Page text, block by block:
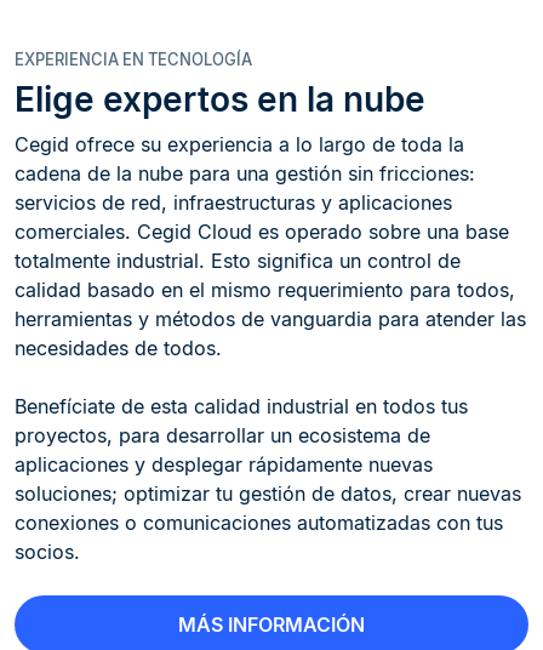
EXPERIENCIA EN TECNOLOGÍA
Elige expertos en la nube
Cegid ofrece su experiencia a lo largo de toda la
cadena de la nube para una gestión sin fricciones:
servicios de red, infraestructuras y aplicaciones
comerciales. Cegid Cloud es operado sobre una base
totalmente industrial. Esto significa un control de
calidad basado en el mismo requerimiento para todos,
herramientas y métodos de vanguardia para atender las
necesidades de todos.
Benefíciate de esta calidad industrial en todos tus
proyectos, para desarrollar un ecosistema de
aplicaciones y desplegar rápidamente nuevas
soluciones; optimizar tu gestión de datos, crear nuevas
conexiones o comunicaciones automatizadas con tus
socios.
MÁS INFORMACIÓN